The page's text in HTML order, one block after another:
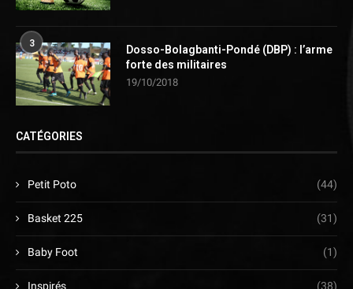
3
Dosso-Bolagbanti-Pondé (DBP) : l’arme
forte des militaires
19/10/2018
CATÉGORIES
Petit Poto (44)
Basket 225 (31)
Baby Foot (1)
Inspirés (38)